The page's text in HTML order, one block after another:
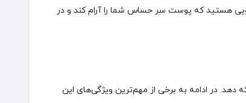
هستید که پوست سر حساس شما را آرام کند و در
در ادامه به برخی از مهم‌ترین ویژگی‌های این